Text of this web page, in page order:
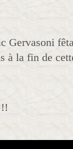
Gervasoni
à la fin de